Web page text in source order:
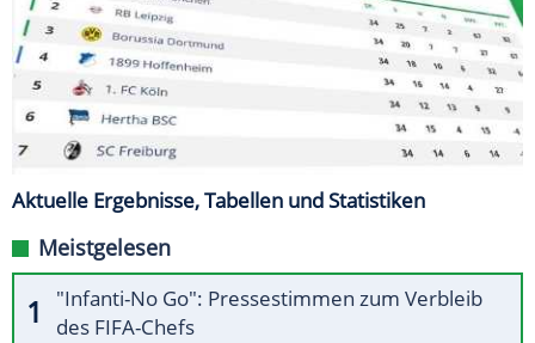
Aktuelle Ergebnisse, Tabellen und Statistiken
Meistgelesen
"Infanti-No Go": Pressestimmen zum Verbleib
des FIFA-Chefs